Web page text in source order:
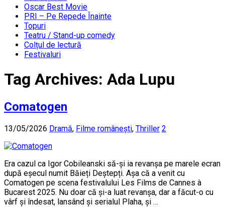
Oscar Best Movie
PRI – Pe Repede Înainte
Topuri
Teatru / Stand-up comedy
Colțul de lectură
Festivaluri
Tag Archives: Ada Lupu
Comatogen
13/05/2026 Dramă, Filme românești, Thriller 2
Era cazul ca Igor Cobileanski să-și ia revanșa pe marele ecran
după eșecul numit Băieți Deștepți. Așa că a venit cu
Comatogen pe scena festivalului Les Films de Cannes à
Bucarest 2025. Nu doar că și-a luat revanșa, dar a făcut-o cu
vârf și îndesat, lansând și serialul Plaha, și …